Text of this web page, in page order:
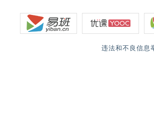
违法和不良信